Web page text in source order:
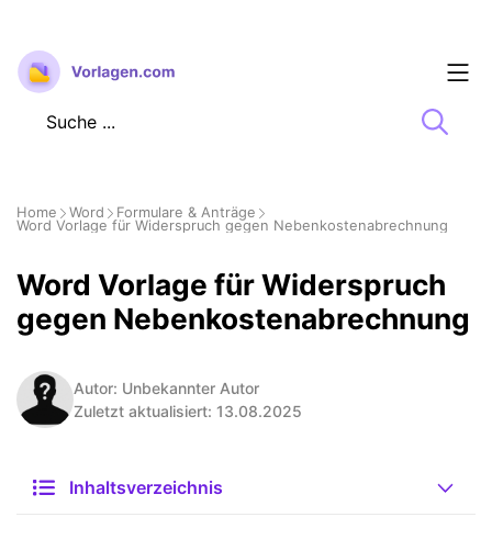
Zum
Inhalt
springen
Home Word
Formulare & Anträge
Word Vorlage für Widerspruch gegen Nebenkostenabrechnung
Word Vorlage für Widerspruch
gegen Nebenkostenabrechnung
Autor: Unbekannter Autor
Zuletzt aktualisiert: 13.08.2025
Inhaltsverzeichnis